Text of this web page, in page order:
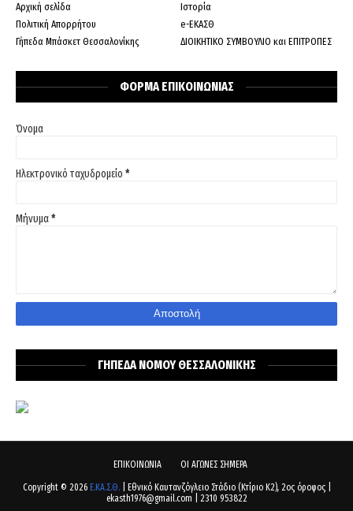
Αρχική σελίδα
Ιστορία
Πολιτική Απορρήτου
e-ΕΚΑΣΘ
Γήπεδα Μπάσκετ Θεσσαλονίκης
ΔΙΟΙΚΗΤΙΚΟ ΣΥΜΒΟΥΛΙΟ και ΕΠΙΤΡΟΠΕΣ
ΦΟΡΜΑ ΕΠΙΚΟΙΝΩΝΙΑΣ
Όνομα
Ηλεκτρονικό ταχυδρομείο *
Μήνυμα*
ΓΗΠΕΔΑ ΝΟΜΟΥ ΘΕΣΣΑΛΟΝΙΚΗΣ
ΕΠΙΚΟΙΝΩΝΙΑ ΟΙ ΑΓΩΝΕΣ ΣΗΜΕΡΑ
Copyright © 2026 Ε.ΚΑ.Σ.Θ.| Εθνικό Καυτανζόγλειο Στάδιο (Κτίριο Κ2), 2ος όροφος |
ekasth1976@gmail.com | 2310 953822